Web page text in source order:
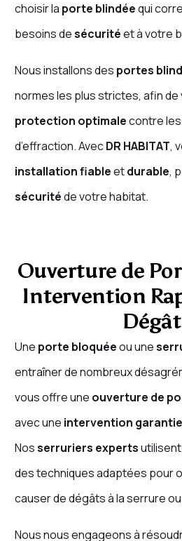
choisir la porte blindéequi
besoins desécuritéet à votre
Nous installons des portes
normes les plus strictes, afin de
protection optimalecontre
d’effraction. AvecDR HABITAT,
installation fiableetdurable,
sécuritéde votre habitat.
Ouverture de
Intervention
Une porte bloquéeou une
entraîner de nombreux
vous offre une ouverture de
avec une intervention garantie
Nosserruriers experts
des techniques adaptées pour
causer de dégâts à la serrure
Nous nous engageons à